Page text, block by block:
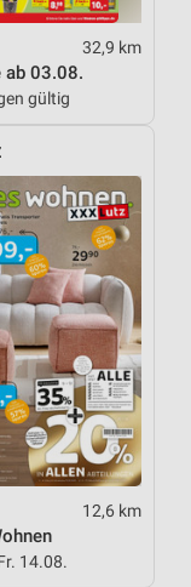
32,9 km
ab 03.08.
gültig
12,6 km
14.08.